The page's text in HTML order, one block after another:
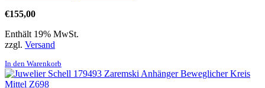
€155,00
Enthält 19% MwSt.
zzgl. Versand
In den Warenkorb